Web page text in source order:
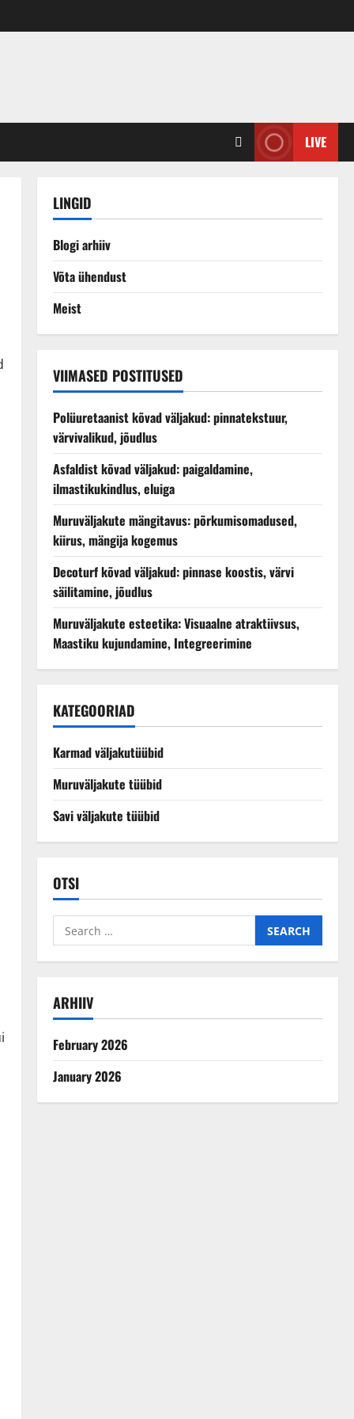
LIVE
LINGID
Blogi arhiiv
Võta ühendust
Meist
VIIMASED POSTITUSED
Polüuretaanist kõvad väljakud: pinnatekstuur,
värvivalikud, jõudlus
Asfaldist kõvad väljakud: paigaldamine,
ilmastikukindlus, eluiga
Muruväljakute mängitavus: põrkumisomadused,
kiirus, mängija kogemus
Decoturf kõvad väljakud: pinnase koostis, värvi
säilitamine, jõudlus
Muruväljakute esteetika: Visuaalne atraktiivsus,
Maastiku kujundamine, Integreerimine
KATEGOORIAD
Karmad väljakutüübid
Muruväljakute tüübid
Savi väljakute tüübid
OTSI
Search
for:
ARHIIV
February 2026
January 2026